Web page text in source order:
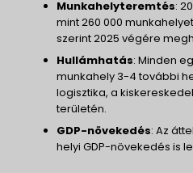
Munkahelyteremtés:
mint 260 000
szerint 2025 végére
Hullámhatás: Minden
munkahely 3-4 további
logisztika, a
területén.
GDP-növekedés: Az
helyi GDP-növekedés is